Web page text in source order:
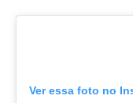
Ver essa foto no